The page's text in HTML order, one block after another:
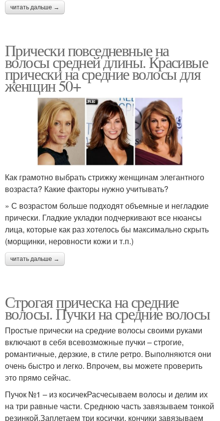
читать дальше →
Прически повседневные на
волосы средней длины. Красивые
прически на средние волосы для
женщин 50+
Как грамотно выбрать стрижку женщинам элегантного
возраста? Какие факторы нужно учитывать?
» С возрастом больше подходят объемные и негладкие
прически. Гладкие укладки подчеркивают все нюансы
лица, которые как раз хотелось бы максимально скрыть
(морщинки, неровности кожи и т.п.)
читать дальше →
Строгая прическа на средние
волосы. Пучки на средние волосы
Простые прически на средние волосы своими руками
включают в себя всевозможные пучки – строгие,
романтичные, дерзкие, в стиле ретро. Выполняются они
очень быстро и легко. Впрочем, вы можете проверить
это прямо сейчас.
Пучок №1 – из косичекРасчесываем волосы и делим их
на три равные части. Среднюю часть завязываем тонкой
резинкой.Заплетаем три косички, кончики завязываем